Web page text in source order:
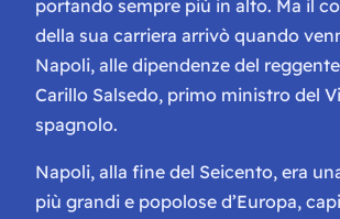
portando sempre più in alto. Ma il
della sua carriera arrivò quando
Napoli, alle dipendenze del
Carillo Salsedo, primo ministro del
spagnolo.
Napoli, alla fine del Seicento, era
più grandi e popolose d’Europa,